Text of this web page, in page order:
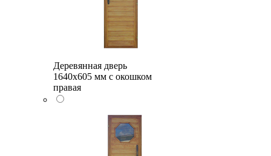
Деревянная дверь
1640x605 мм с окошком
правая